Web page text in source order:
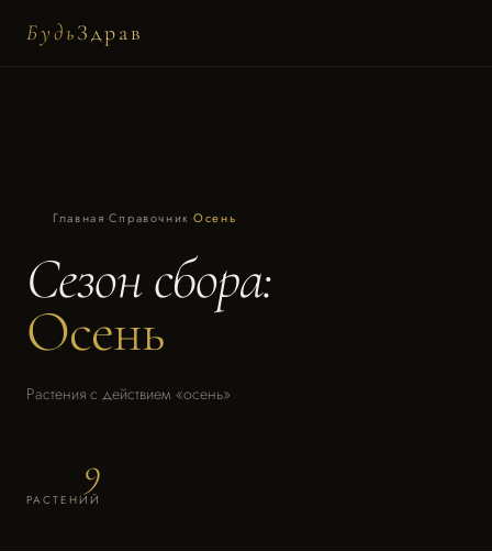
БудьЗдрав
Главная·Справочник·Осень
Сезон сбора:
Осень
Растения с действием «осень»
9
РАСТЕНИЙ